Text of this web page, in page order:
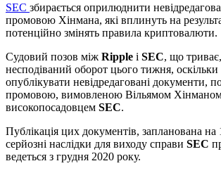
SEC збирається оприлюднити
промовою Хінмана, які вплинуть на
потенційно змінять правила криптовалюти.
Судовий позов між Ripple і SEC, що
несподіваний оборот цього тижня, оскільки
опублікувати невідредаговані документи,
промовою, вимовленою Вільямом
високопосадовцем SEC.
Публікація цих документів, запланована
серйозні наслідки для виходу справи SEC
ведеться з грудня 2020 року.